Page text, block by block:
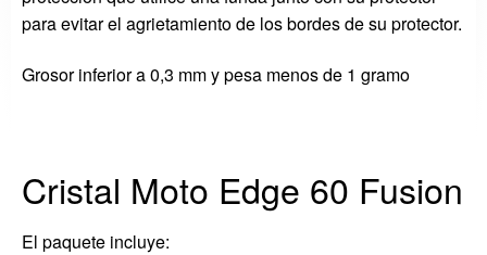
para evitar el agrietamientode los bordes desu protector.
Grosor inferior a 0,3 mm y pesa menos de 1 gramo
Cristal Moto Edge 60 Fusion
El paquete incluye: